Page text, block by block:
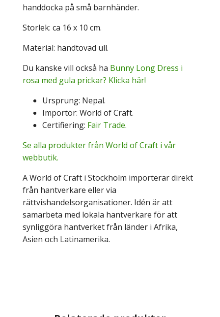
handdocka på små barnhänder.
Storlek: ca 16 x 10 cm.
Material: handtovad ull.
Du kanske vill också ha Bunny Long Dress i
rosa med gula prickar? Klicka här!
Ursprung: Nepal.
Importör: World of Craft.
Certifiering: Fair Trade.
Se alla produkter från World of Craft i vår
webbutik.
A World of Craft i Stockholm importerar direkt
från hantverkare eller via
rättvishandelsorganisationer. Idén är att
samarbeta med lokala hantverkare för att
synliggöra hantverket från länder i Afrika,
Asien och Latinamerika.